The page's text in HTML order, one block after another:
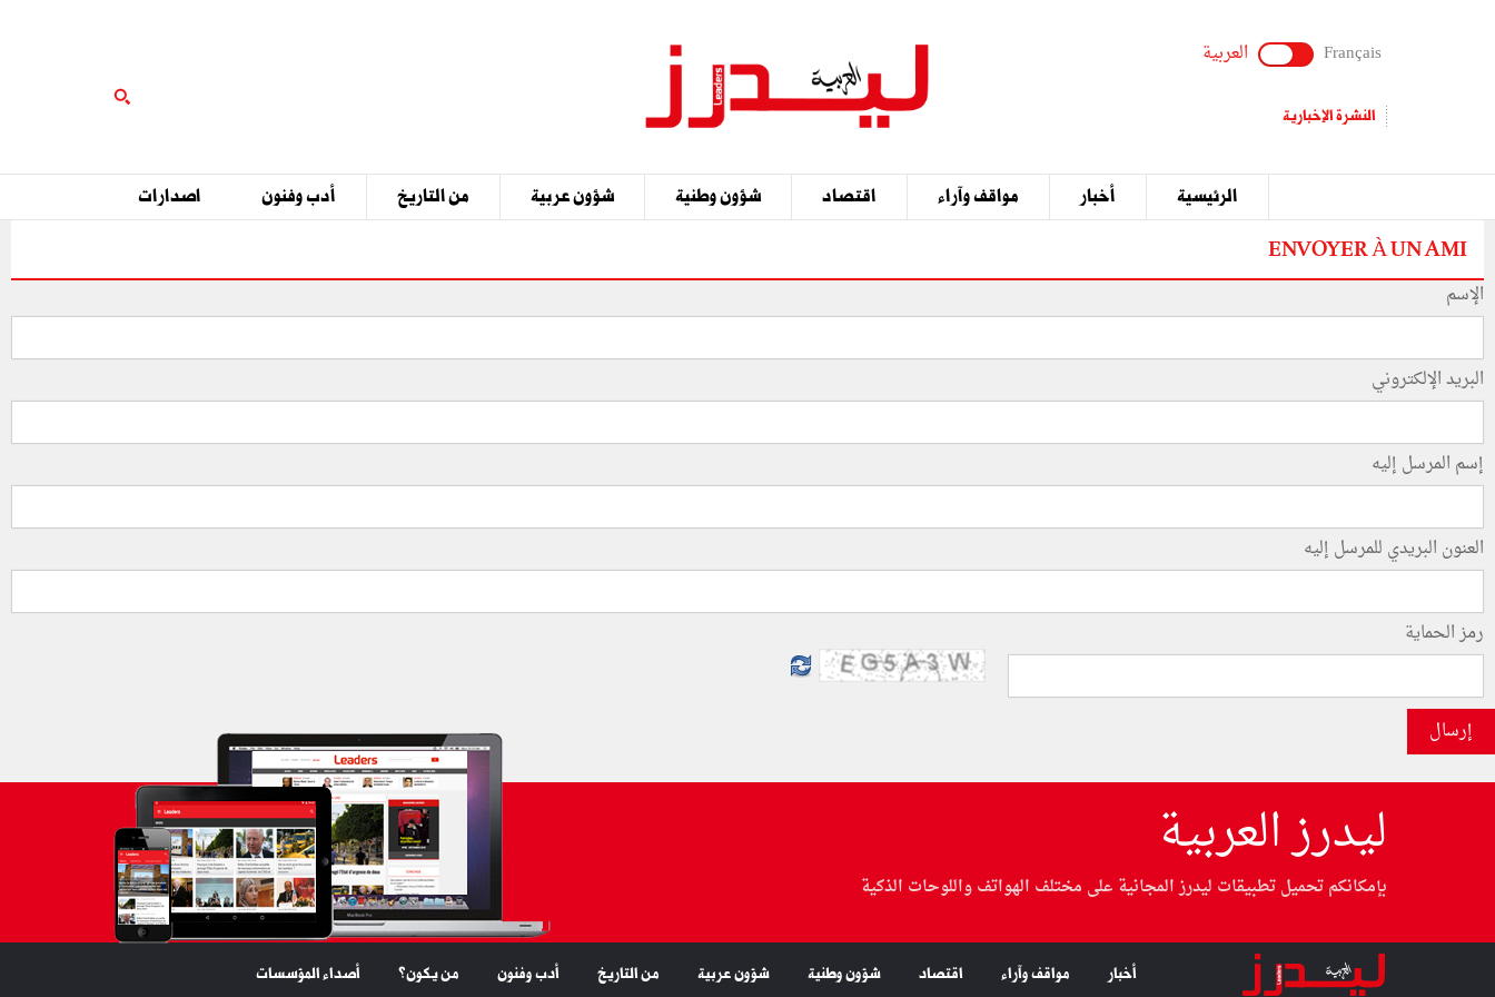
Français العربية
النشرة الإخبارية
الرئيسية أخبار مواقف وآراء اقتصاد شؤون وطنية شؤون عربية من التاريخ أدب وفنون اصدارات
ENVOYER À UN AMI
الإسم
البريد الإلكتروني
إسم المرسل إليه
العنون البريدي للمرسل إليه
رمز الحماية
إرسال
ليدرز العربية
بإمكانكم تحميل تطبيقات ليدرز المجانية على مختلف الهواتف واللوحات الذكية
أخبار مواقف وآراء اقتصاد شؤون وطنية شؤون عربية من التاريخ أدب وفنون من يكون؟ أصداء المؤسسات